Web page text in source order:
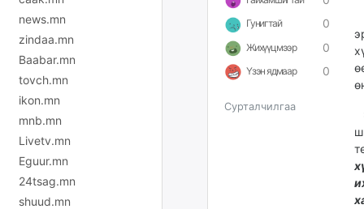
news.mn
zindaa.mn
Baabar.mn
tovch.mn
ikon.mn
mnb.mn
Livetv.mn
Eguur.mn
24tsag.mn
shuud.mn
Гунигтай 0
Жихүүцмээр 0
Үзэн ядмаар 0
Сурталчилгаа